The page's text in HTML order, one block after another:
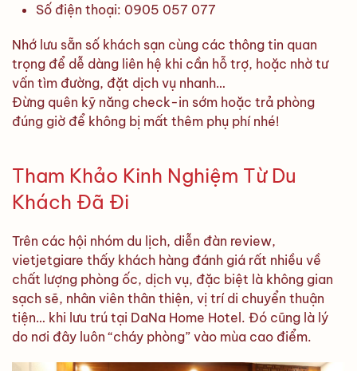
Số điện thoại: 0905 057 077
Nhớ lưu sẵn số khách sạn cùng các thông tin quan
trọng để dễ dàng liên hệ khi cần hỗ trợ, hoặc nhờ tư
vấn tìm đường, đặt dịch vụ nhanh…
Đừng quên kỹ năng check-in sớm hoặc trả phòng
đúng giờ để không bị mất thêm phụ phí nhé!
Tham Khảo Kinh Nghiệm Từ Du
Khách Đã Đi
Trên các hội nhóm du lịch, diễn đàn review,
vietjetgiare thấy khách hàng đánh giá rất nhiều về
chất lượng phòng ốc, dịch vụ, đặc biệt là không gian
sạch sẽ, nhân viên thân thiện, vị trí di chuyển thuận
tiện… khi lưu trú tại DaNa Home Hotel. Đó cũng là lý
do nơi đây luôn “cháy phòng” vào mùa cao điểm.